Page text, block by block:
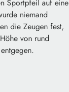
Sportpfeil auf eine
niemand
die Zeugen fest,
von rund